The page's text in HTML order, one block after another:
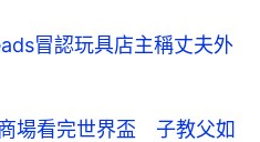
冒認玩具店主稱丈夫外
場看完世界盃 子教父如